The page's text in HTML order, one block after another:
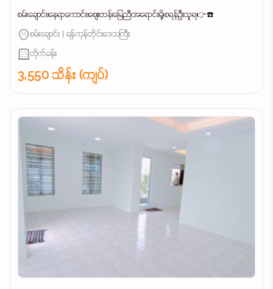
စမ်းချောင်း၊နေရာကောင်း၊စျေးတန်၊မြေညီ၊အရောင်းမို့၊စရန်ဦးသူရ👉☎️
စမ်းချောင်း | ရန်ကုန်တိုင်းဒေသကြီး
တိုက်ခန်း
3,550 သိန်း (ကျပ်)